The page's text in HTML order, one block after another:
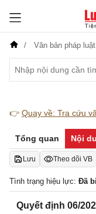
Văn bản pháp luật
👉 Quay về: Tra cứu
Tổng quan Nội
Lưu Theo dõi VB
Tình trạng hiệu lực: Đã
Quyết định 06/